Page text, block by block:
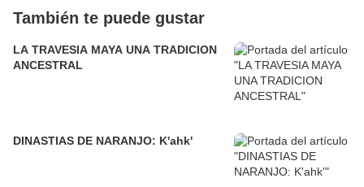
También te puede gustar
LA TRAVESIA MAYA UNA TRADICION
ANCESTRAL
DINASTIAS DE NARANJO: K'ahk'